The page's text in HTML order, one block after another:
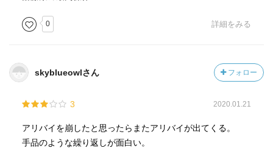
0 詳細をみる
skyblueowlさん フォロー
3 2020.01.21
アリバイを崩したと思ったらまたアリバイが出てくる。
手品のような繰り返しが面白い。